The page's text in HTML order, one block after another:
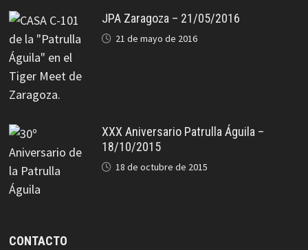
JPA Zaragoza – 21/05/2016
21 de mayo de 2016
XXX Aniversario Patrulla Águila –
18/10/2015
18 de octubre de 2015
CONTACTO